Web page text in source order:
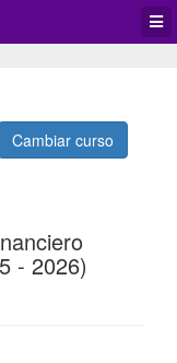
Cambiar curso
- 2026)